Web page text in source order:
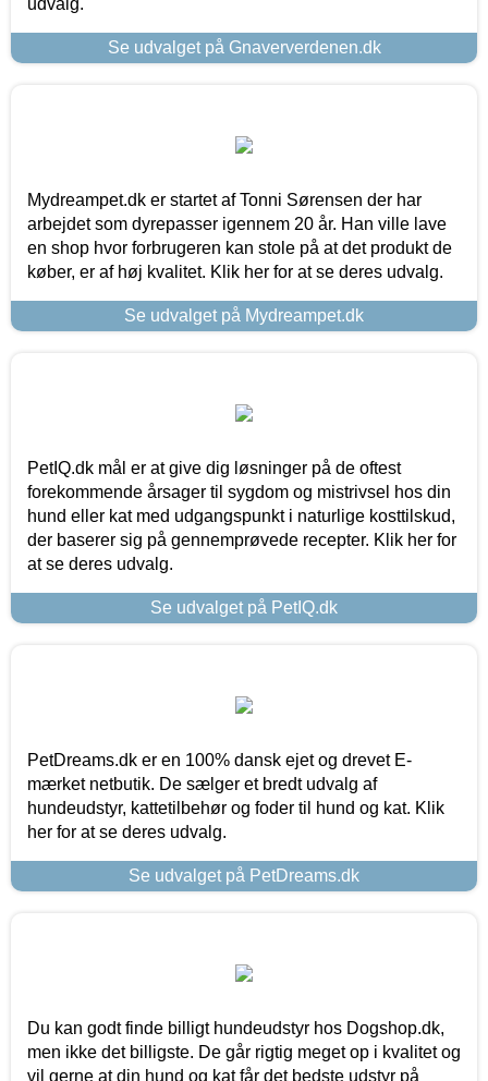
Se udvalget på Gnaververdenen.dk
Mydreampet.dk er startet af Tonni Sørensen der har
arbejdet som dyrepasser igennem 20 år. Han ville lave
en shop hvor forbrugeren kan stole på at det produkt de
køber, er af høj kvalitet. Klik her for at se deres udvalg.
Se udvalget på Mydreampet.dk
PetIQ.dk mål er at give dig løsninger på de oftest
forekommende årsager til sygdom og mistrivsel hos din
hund eller kat med udgangspunkt i naturlige kosttilskud,
der baserer sig på gennemprøvede recepter. Klik her for
at se deres udvalg.
Se udvalget på PetIQ.dk
PetDreams.dk er en 100% dansk ejet og drevet E-
mærket netbutik. De sælger et bredt udvalg af
hundeudstyr, kattetilbehør og foder til hund og kat. Klik
her for at se deres udvalg.
Se udvalget på PetDreams.dk
Du kan godt finde billigt hundeudstyr hos Dogshop.dk,
men ikke det billigste. De går rigtig meget op i kvalitet og
vil gerne at din hund og kat får det bedste udstyr på